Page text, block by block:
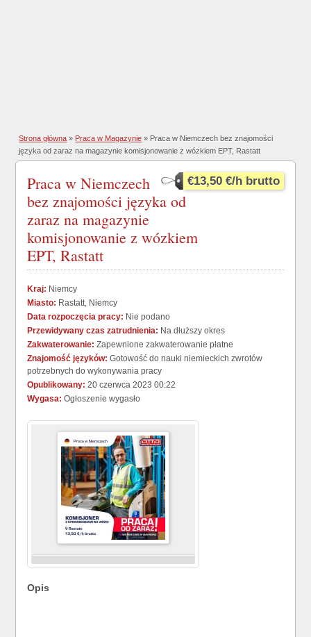
Strona główna » Praca w Magazynie » Praca w Niemczech bez znajomości
języka od zaraz na magazynie komisjonowanie z wózkiem EPT, Rastatt
€13,50 €/h brutto
Praca w Niemczech
bez znajomości języka od
zaraz na magazynie
komisjonowanie z wózkiem
EPT, Rastatt
Kraj: Niemcy
Miasto: Rastatt, Niemcy
Data rozpoczęcia pracy: Nie podano
Przewidywany czas zatrudnienia: Na dłuższy okres
Zakwaterowanie: Zapewnione zakwaterowanie płatne
Znajomość języków: Gotowość do nauki niemieckich zwrotów
potrzebnych do wykonywania pracy
Opublikowany: 20 czerwca 2023 00:22
Wygasa: Ogłoszenie wygasło
Opis